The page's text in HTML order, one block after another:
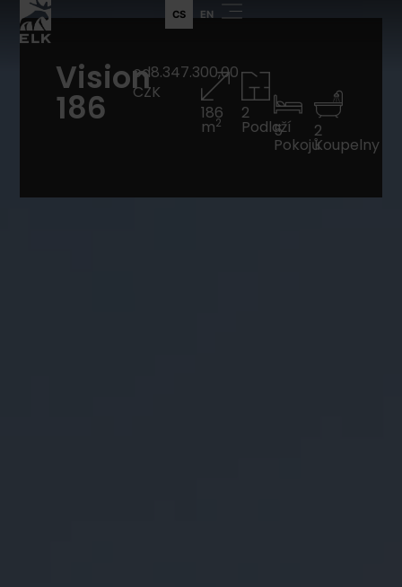
CS EN
Vision
186
od8.347.300,00
CZK
186
m2 2
Podlaží
5
Pokojů
2
Koupelny